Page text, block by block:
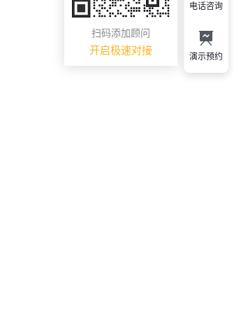
扫码添加顾问
开启极速对接
电话咨询
演示预约